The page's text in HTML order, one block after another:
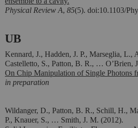
Physical Review A, 85(5). doi:10.1103/
UB
Kennard, J., Hadden, J. P., Marseglia, L.,
Castelletto, S., Patton, B. R., … O’Brien,
On Chip Manipulation of Single Photons
in preparation
Wildanger, D., Patton, B. R., Schill, H.,
P., Knauer, S., … Smith, J. M. (2012).